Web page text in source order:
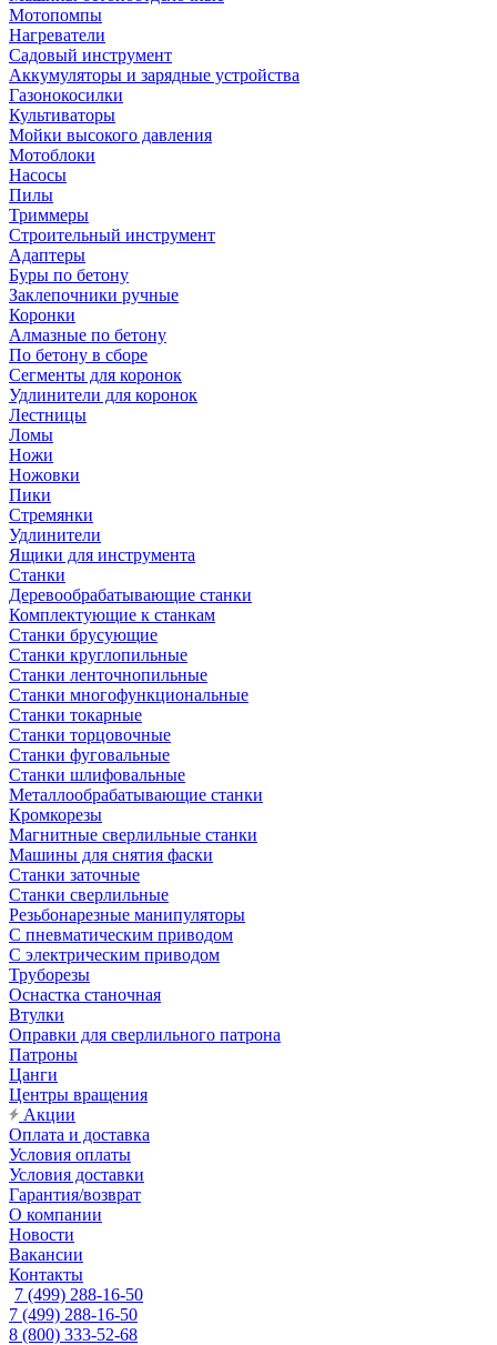
Мотопомпы
Нагреватели
Садовый инструмент
Аккумуляторы и зарядные устройства
Газонокосилки
Культиваторы
Мойки высокого давления
Мотоблоки
Насосы
Пилы
Триммеры
Строительный инструмент
Адаптеры
Буры по бетону
Заклепочники ручные
Коронки
Алмазные по бетону
По бетону в сборе
Сегменты для коронок
Удлинители для коронок
Лестницы
Ломы
Ножи
Ножовки
Пики
Стремянки
Удлинители
Ящики для инструмента
Станки
Деревообрабатывающие станки
Комплектующие к станкам
Станки брусующие
Станки круглопильные
Станки ленточнопильные
Станки многофункциональные
Станки токарные
Станки торцовочные
Станки фуговальные
Станки шлифовальные
Металлообрабатывающие станки
Кромкорезы
Магнитные сверлильные станки
Машины для снятия фаски
Станки заточные
Станки сверлильные
Резьбонарезные манипуляторы
С пневматическим приводом
С электрическим приводом
Труборезы
Оснастка станочная
Втулки
Оправки для сверлильного патрона
Патроны
Цанги
Центры вращения
Акции
Оплата и доставка
Условия оплаты
Условия доставки
Гарантия/возврат
О компании
Новости
Вакансии
Контакты
7 (499) 288-16-50
7 (499) 288-16-50
8 (800) 333-52-68